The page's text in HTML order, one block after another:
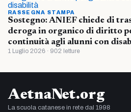
RASSEGNA STAMPA
Sostegno: ANIEF chiede di
deroga in organico di diritto
continuità agli alunni con
1 Luglio 2026 · 902 letture
AetnaNet.org
La scuola catanese in rete dal 1998